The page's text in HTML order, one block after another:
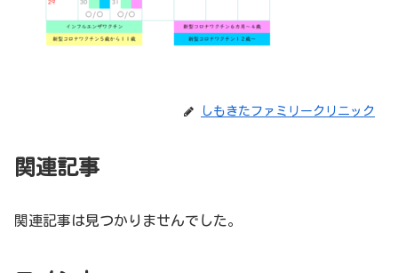
しもきたファミリークリニック
関連記事
関連記事は見つかりませんでした。